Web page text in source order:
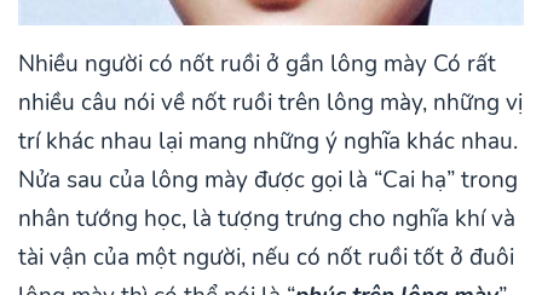
Nhiều người có nốt ruồi ở gần lông mày Có rất
nhiều câu nói về nốt ruồi trên lông mày, những vị
trí khác nhau lại mang những ý nghĩa khác nhau.
Nửa sau của lông mày được gọi là “Cai hạ” trong
nhân tướng học, là tượng trưng cho nghĩa khí và
tài vận của một người, nếu có nốt ruồi tốt ở đuôi